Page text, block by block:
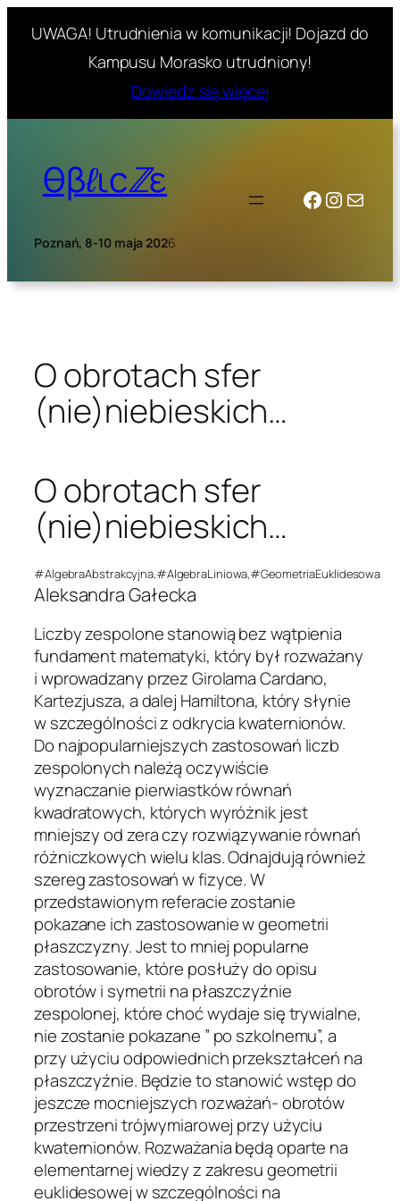
UWAGA! Utrudnienia w komunikacji! Dojazd do
Kampusu Morasko utrudniony!
Dowiedz się więcej
contentθβℓιcℤε
Poznań, 8-10 maja 2026
Facebook
Mail
O obrotach sfer
(nie)niebieskich…
O obrotach sfer
(nie)niebieskich…
#AlgebraAbstrakcyjna,#AlgebraLiniowa,#GeometriaEuklidesowa
Aleksandra Gałecka
Liczby zespolone stanowią bez wątpienia
fundament matematyki, który był rozważany
i wprowadzany przez Girolama Cardano,
Kartezjusza, a dalej Hamiltona, który słynie
w szczególności z odkrycia kwaternionów.
Do najpopularniejszych zastosowań liczb
zespolonych należą oczywiście
wyznaczanie pierwiastków równań
kwadratowych, których wyróżnik jest
mniejszy od zera czy rozwiązywanie równań
różniczkowych wielu klas. Odnajdują również
szereg zastosowań w fizyce. W
przedstawionym referacie zostanie
pokazane ich zastosowanie w geometrii
płaszczyzny. Jest to mniej popularne
zastosowanie, które posłuży do opisu
obrotów i symetrii na płaszczyźnie
zespolonej, które choć wydaje się trywialne,
nie zostanie pokazane ” po szkolnemu”, a
przy użyciu odpowiednich przekształceń na
płaszczyźnie. Będzie to stanowić wstęp do
jeszcze mocniejszych rozważań- obrotów
przestrzeni trójwymiarowej przy użyciu
kwaternionów. Rozważania będą oparte na
elementarnej wiedzy z zakresu geometrii
euklidesowej w szczególności na